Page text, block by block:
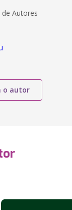
Autores
o autor